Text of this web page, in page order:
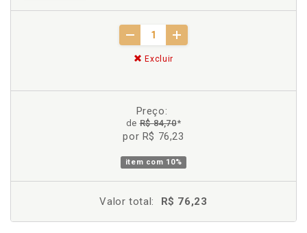
Excluir
Preço:
deR$ 84,70*
por R$ 76,23
item com 10%
Valor total: R$ 76,23